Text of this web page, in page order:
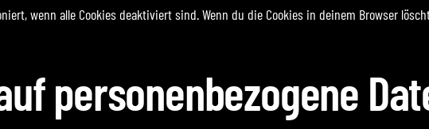
wenn alle Cookies deaktiviert sind. Wenn du die Cookies in deinem Browser
personenbezogene